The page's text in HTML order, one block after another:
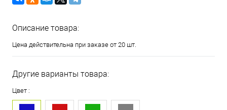
Описание товара:
Цена действительна при заказе от 20 шт.
Другие варианты товара:
Цвет :